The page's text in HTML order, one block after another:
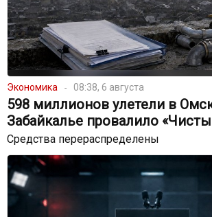
Экономика 08:38, 6 августа
598 миллионов улетели в
Забайкалье провалило
Средства перераспределены